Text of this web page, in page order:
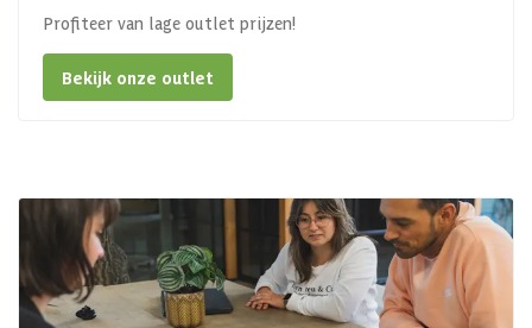
Profiteer van lage outlet prijzen!
Bekijk onze outlet